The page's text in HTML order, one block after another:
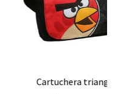
Agregar Detalle
cartuchera triangular